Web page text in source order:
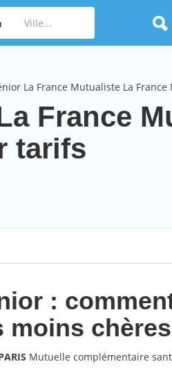
La France Mutualiste La France
France
tarifs
:
moins chères
Mutuelle complémentaire